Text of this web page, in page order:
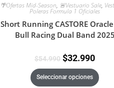
🌴Ofertas Mid-Season, 🚨Vestuario Sale,
Poleras Formula 1 Oficiales
Short Running CASTORE
Bull Racing Dual Band 2025
$54.990 $32.990
Seleccionar opciones